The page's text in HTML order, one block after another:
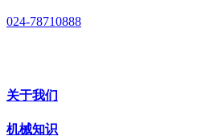
024-78710888
关于我们
机械知识